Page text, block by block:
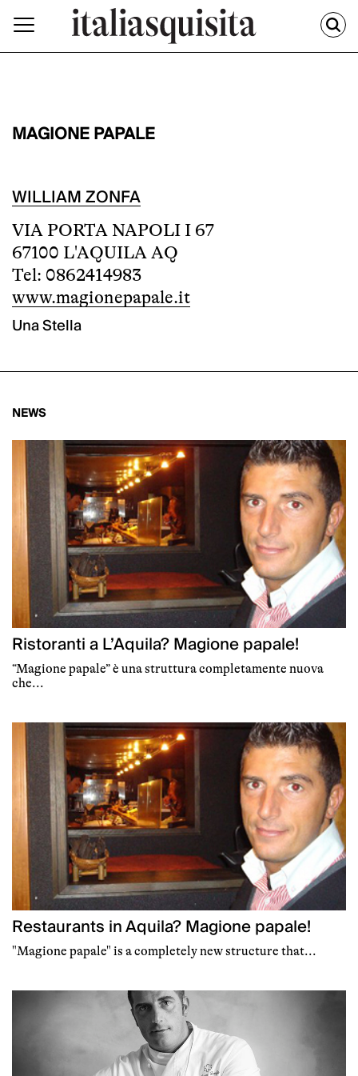
MAGIONE PAPALE
WILLIAM ZONFA
VIA PORTA NAPOLI I 67
67100 L'AQUILA AQ
Tel: 0862414983
www.magionepapale.it
Una Stella
NEWS
Ristoranti a L’Aquila? Magione papale!
“Magione papale” è una struttura completamente nuova
che...
Restaurants in Aquila? Magione papale!
"Magione papale" is a completely new structure that...